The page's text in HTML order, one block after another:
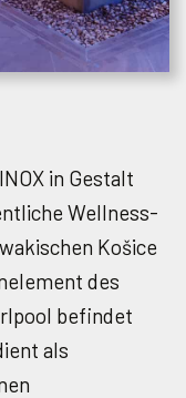
in Gestalt
Wellness-
Košice
des
befindet
als